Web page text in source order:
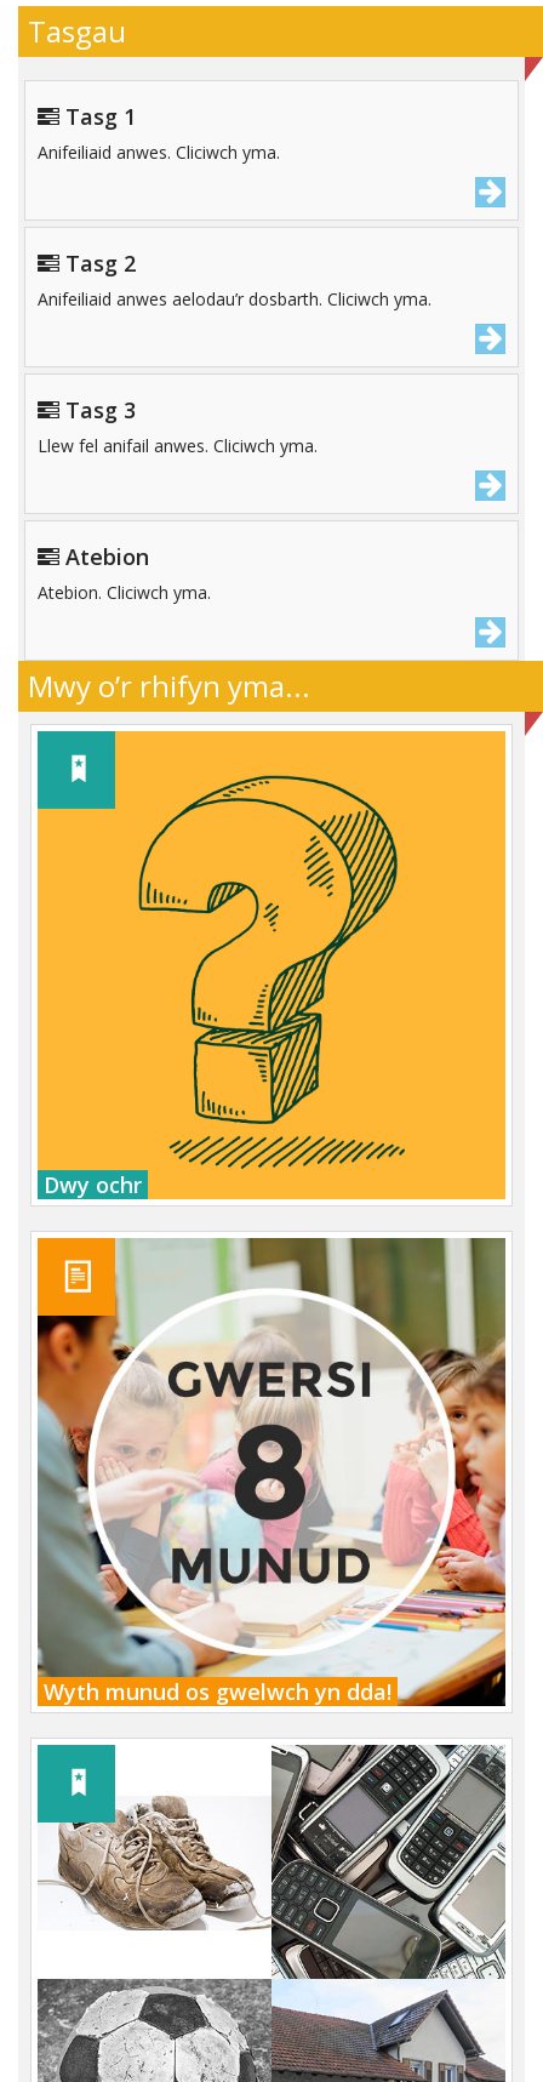
Tasgau
Tasg 1
Anifeiliaid anwes. Cliciwch yma.
Tasg 2
Anifeiliaid anwes aelodau’r dosbarth. Cliciwch yma.
Tasg 3
Llew fel anifail anwes. Cliciwch yma.
Atebion
Atebion. Cliciwch yma.
Mwy o’r rhifyn yma...
Dwy ochr
Gwybodaeth
Wyth munud os gwelwch yn dda!
Llythyr